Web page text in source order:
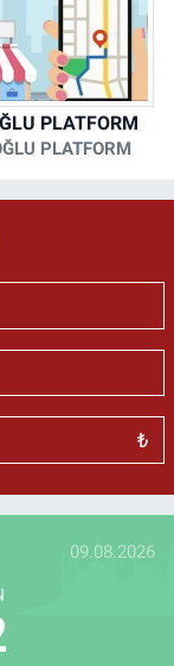
PLATFORM
PLATFORM
₺
09.08.2026